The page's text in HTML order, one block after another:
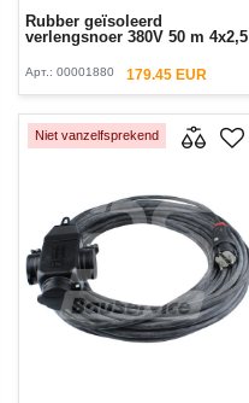
Rubber geïsoleerd
verlengsnoer 380V 50 m 4x2,5
Арт.: 00001880 179.45 EUR
Niet vanzelfsprekend